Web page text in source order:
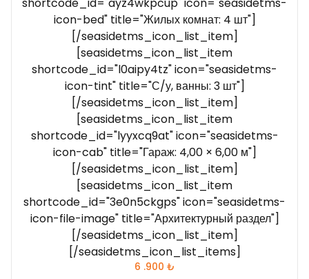
shortcode_id="ayz4wkpcup" icon="seasidetms-
icon-bed" title="Жилых комнат: 4 шт"]
[/seasidetms_icon_list_item]
[seasidetms_icon_list_item
shortcode_id="l0aipy4tz" icon="seasidetms-
icon-tint" title="С/у, ванны: 3 шт"]
[/seasidetms_icon_list_item]
[seasidetms_icon_list_item
shortcode_id="lyyxcq9at" icon="seasidetms-
icon-cab" title="Гараж: 4,00 × 6,00 м"]
[/seasidetms_icon_list_item]
[seasidetms_icon_list_item
shortcode_id="3e0n5ckgps" icon="seasidetms-
icon-file-image" title="Архитектурный раздел"]
[/seasidetms_icon_list_item]
[/seasidetms_icon_list_items]
6 .900 ₺